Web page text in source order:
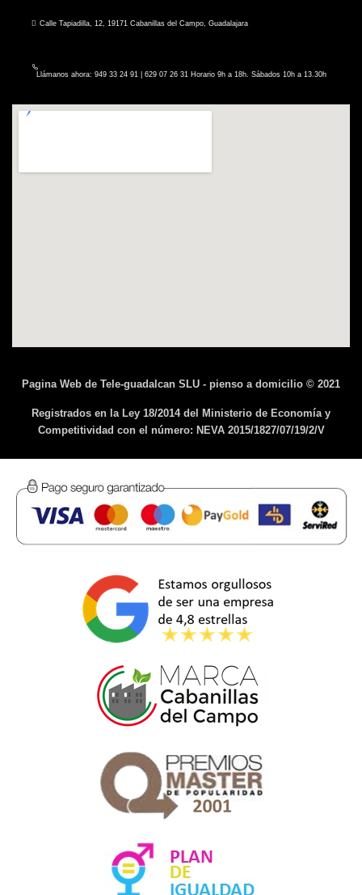
Calle Tapiadilla, 12, 19171 Cabanillas del Campo, Guadalajara
Llámanos ahora: 949 33 24 91 | 629 07 26 31 Horario 9h a 18h. Sábados 10h a 13.30h
Pagina Web de Tele-guadalcan SLU - pienso a domicilio © 2021
Registrados en la Ley 18/2014 del Ministerio de Economía y
Competitividad con el número: NEVA 2015/1827/07/19/2/V